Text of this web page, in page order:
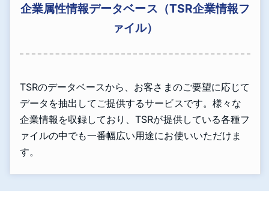
企業属性情報データベース（TSR企業情報フ
ァイル）
TSRのデータベースから、お客さまのご要望に応じて
データを抽出してご提供するサービスです。様々な
企業情報を収録しており、TSRが提供している各種フ
ァイルの中でも一番幅広い用途にお使いいただけま
す。